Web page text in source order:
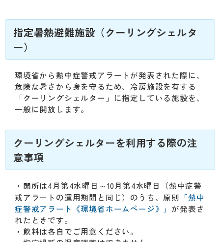
移
る
す
指定暑熱避難施設（クーリングシェルタ
ー）
環境省から熱中症警戒アラートが発表された際に、
危険な暑さから身を守るため、冷房施設を有する
「クーリングシェルター」に指定している施設を、
一般に開放します。
クーリングシェルターを利用する際の注
意事項
・開所は4月第4水曜日～10月第4水曜日（熱中症警
戒アラートの運用期間と同じ）のうち、原則 「熱中
症警戒アラート《環境省ホームページ》」 が発表さ
れたときです。
・飲料は各自でご用意ください。